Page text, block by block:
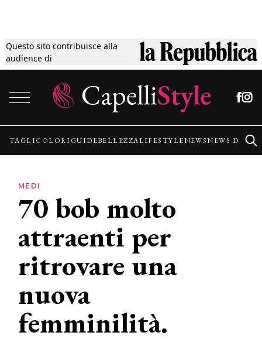
Questo sito contribuisce alla
audience di
Tagli
Colori
Guide
Lifestyle
News
News
dalle
aziende
TAGLICOLORI GUIDEBELLEZZALIFESTYLENEWSNEWS
MEDI
70 bob molto
attraenti per
ritrovare una
nuova
femminilità.